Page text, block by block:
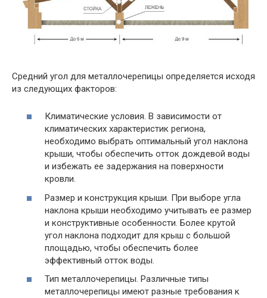
Средний угол для металлочерепицы определяется исходя
из следующих факторов:
Климатические условия. В зависимости от
климатических характеристик региона,
необходимо выбрать оптимальный угол наклона
крыши, чтобы обеспечить отток дождевой воды
и избежать ее задержания на поверхности
кровли.
Размер и конструкция крыши. При выборе угла
наклона крыши необходимо учитывать ее размер
и конструктивные особенности. Более крутой
угол наклона подходит для крыш с большой
площадью, чтобы обеспечить более
эффективный отток воды.
Тип металлочерепицы. Различные типы
металлочерепицы имеют разные требования к